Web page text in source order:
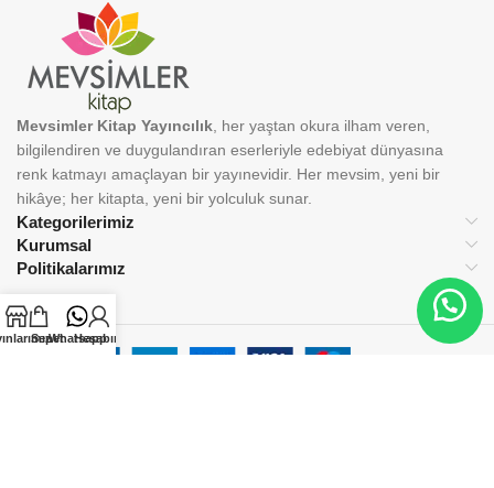
Kategorilerimiz
Kurumsal
Politikalarımız
Mevsimler Kitap Yayıncılık , her yaştan okura ilham veren,
bilgilendiren ve duygulandıran eserleriyle edebiyat dünyasına
renk katmayı amaçlayan bir yayınevidir. Her mevsim, yeni bir
hikâye; her kitapta, yeni bir yolculuk sunar.
SepetWhatsapp
Hesabım